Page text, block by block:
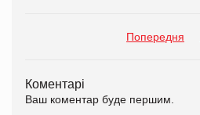
Попередня
Коментарі
Ваш коментар буде першим.